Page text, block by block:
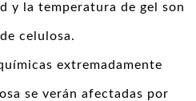
y la temperatura de gel son
celulosa.
extremadamente
se verán afectadas por